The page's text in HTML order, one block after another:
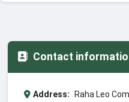
Contact
Address:
Raha Leo